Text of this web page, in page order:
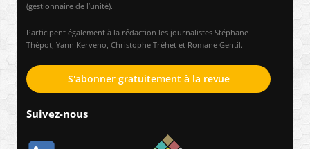
(gestionnaire de l’unité).
Participent également à la rédaction les journalistes Stéphane
Thépot, Yann Kerveno, Christophe Tréhet et Romane Gentil.
S'abonner gratuitement à la revue
Suivez-nous